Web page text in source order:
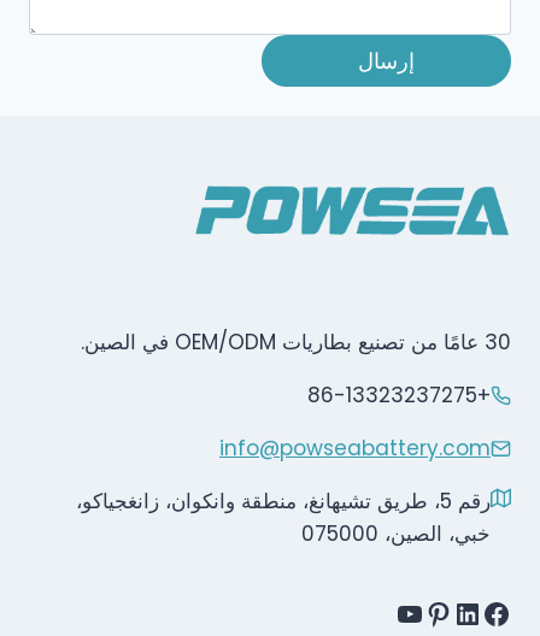
إرسال
30 عامًا من تصنيع بطاريات OEM/ODM في الصين.
+86-13323237275
info@powseabattery.com
رقم 5، طريق تشيهانغ، منطقة وانكوان، زانغجياكو،
خبي، الصين، 075000